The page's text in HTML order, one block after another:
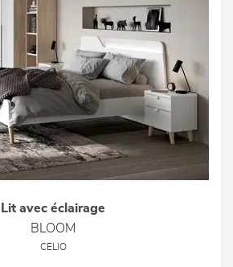
Lit avec éclairage
BLOOM
CELIO